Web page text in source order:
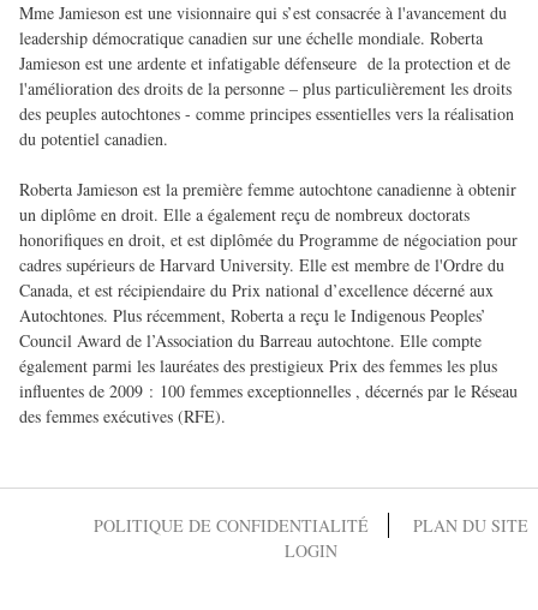
Mme Jamieson est une visionnaire qui s’est consacrée à l'avancement du
leadership démocratique canadien sur une échelle mondiale. Roberta
Jamieson est une ardente et infatigable défenseure de la protection et de
l'amélioration des droits de la personne – plus particulièrement les droits
des peuples autochtones - comme principes essentielles vers la réalisation
du potentiel canadien.
Roberta Jamieson est la première femme autochtone canadienne à obtenir
un diplôme en droit. Elle a également reçu de nombreux doctorats
honorifiques en droit, et est diplômée du Programme de négociation pour
cadres supérieurs de Harvard University. Elle est membre de l'Ordre du
Canada, et est récipiendaire du Prix national d’excellence décerné aux
Autochtones. Plus récemment, Roberta a reçu le Indigenous Peoples’
Council Award de l’Association du Barreau autochtone. Elle compte
également parmi les lauréates des prestigieux Prix des femmes les plus
influentes de 2009 : 100 femmes exceptionnelles , décernés par le Réseau
des femmes exécutives (RFE).
POLITIQUE DE CONFIDENTIALITÉ
PLAN DU SITE
LOGIN